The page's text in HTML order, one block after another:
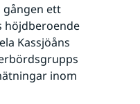
ett
höjdberoende
Kassjöåns
inom